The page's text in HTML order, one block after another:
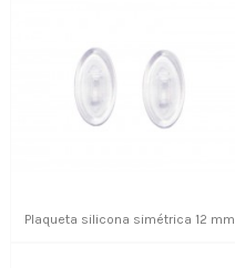
Plaqueta silicona simétrica 12 mm